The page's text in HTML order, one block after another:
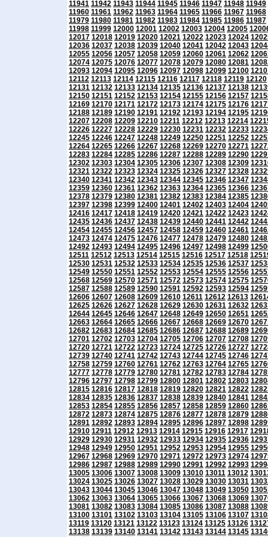
11941 11942 11943 11944 11945 11946 11947 11948 11949
11960 11961 11962 11963 11964 11965 11966 11967 11968
11979 11980 11981 11982 11983 11984 11985 11986 11987
11998 11999 12000 12001 12002 12003 12004 12005
12017 12018 12019 12020 12021 12022 12023 12024
12036 12037 12038 12039 12040 12041 12042 12043
12055 12056 12057 12058 12059 12060 12061 12062
12074 12075 12076 12077 12078 12079 12080 12081
12093 12094 12095 12096 12097 12098 12099 12100
12112 12113 12114 12115 12116 12117 12118 12119 12120
12131 12132 12133 12134 12135 12136 12137 12138
12150 12151 12152 12153 12154 12155 12156 12157
12169 12170 12171 12172 12173 12174 12175 12176
12188 12189 12190 12191 12192 12193 12194 12195
12207 12208 12209 12210 12211 12212 12213 12214
12226 12227 12228 12229 12230 12231 12232 12233
12245 12246 12247 12248 12249 12250 12251 12252
12264 12265 12266 12267 12268 12269 12270 12271
12283 12284 12285 12286 12287 12288 12289 12290
12302 12303 12304 12305 12306 12307 12308 12309
12321 12322 12323 12324 12325 12326 12327 12328
12340 12341 12342 12343 12344 12345 12346 12347
12359 12360 12361 12362 12363 12364 12365 12366
12378 12379 12380 12381 12382 12383 12384 12385
12397 12398 12399 12400 12401 12402 12403 12404
12416 12417 12418 12419 12420 12421 12422 12423
12435 12436 12437 12438 12439 12440 12441 12442
12454 12455 12456 12457 12458 12459 12460 12461
12473 12474 12475 12476 12477 12478 12479 12480
12492 12493 12494 12495 12496 12497 12498 12499
12511 12512 12513 12514 12515 12516 12517 12518
12530 12531 12532 12533 12534 12535 12536 12537
12549 12550 12551 12552 12553 12554 12555 12556
12568 12569 12570 12571 12572 12573 12574 12575
12587 12588 12589 12590 12591 12592 12593 12594
12606 12607 12608 12609 12610 12611 12612 12613
12625 12626 12627 12628 12629 12630 12631 12632
12644 12645 12646 12647 12648 12649 12650 12651
12663 12664 12665 12666 12667 12668 12669 12670
12682 12683 12684 12685 12686 12687 12688 12689
12701 12702 12703 12704 12705 12706 12707 12708
12720 12721 12722 12723 12724 12725 12726 12727
12739 12740 12741 12742 12743 12744 12745 12746
12758 12759 12760 12761 12762 12763 12764 12765
12777 12778 12779 12780 12781 12782 12783 12784
12796 12797 12798 12799 12800 12801 12802 12803
12815 12816 12817 12818 12819 12820 12821 12822
12834 12835 12836 12837 12838 12839 12840 12841
12853 12854 12855 12856 12857 12858 12859 12860
12872 12873 12874 12875 12876 12877 12878 12879
12891 12892 12893 12894 12895 12896 12897 12898
12910 12911 12912 12913 12914 12915 12916 12917
12929 12930 12931 12932 12933 12934 12935 12936
12948 12949 12950 12951 12952 12953 12954 12955
12967 12968 12969 12970 12971 12972 12973 12974
12986 12987 12988 12989 12990 12991 12992 12993
13005 13006 13007 13008 13009 13010 13011 13012
13024 13025 13026 13027 13028 13029 13030 13031
13043 13044 13045 13046 13047 13048 13049 13050
13062 13063 13064 13065 13066 13067 13068 13069
13081 13082 13083 13084 13085 13086 13087 13088
13100 13101 13102 13103 13104 13105 13106 13107
13119 13120 13121 13122 13123 13124 13125 13126
13138 13139 13140 13141 13142 13143 13144 13145